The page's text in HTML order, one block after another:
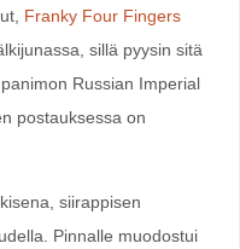
Franky Four Fingers
sillä pyysin sitä
Russian Imperial
postauksessa on
siirappisen
Pinnalle muodostui